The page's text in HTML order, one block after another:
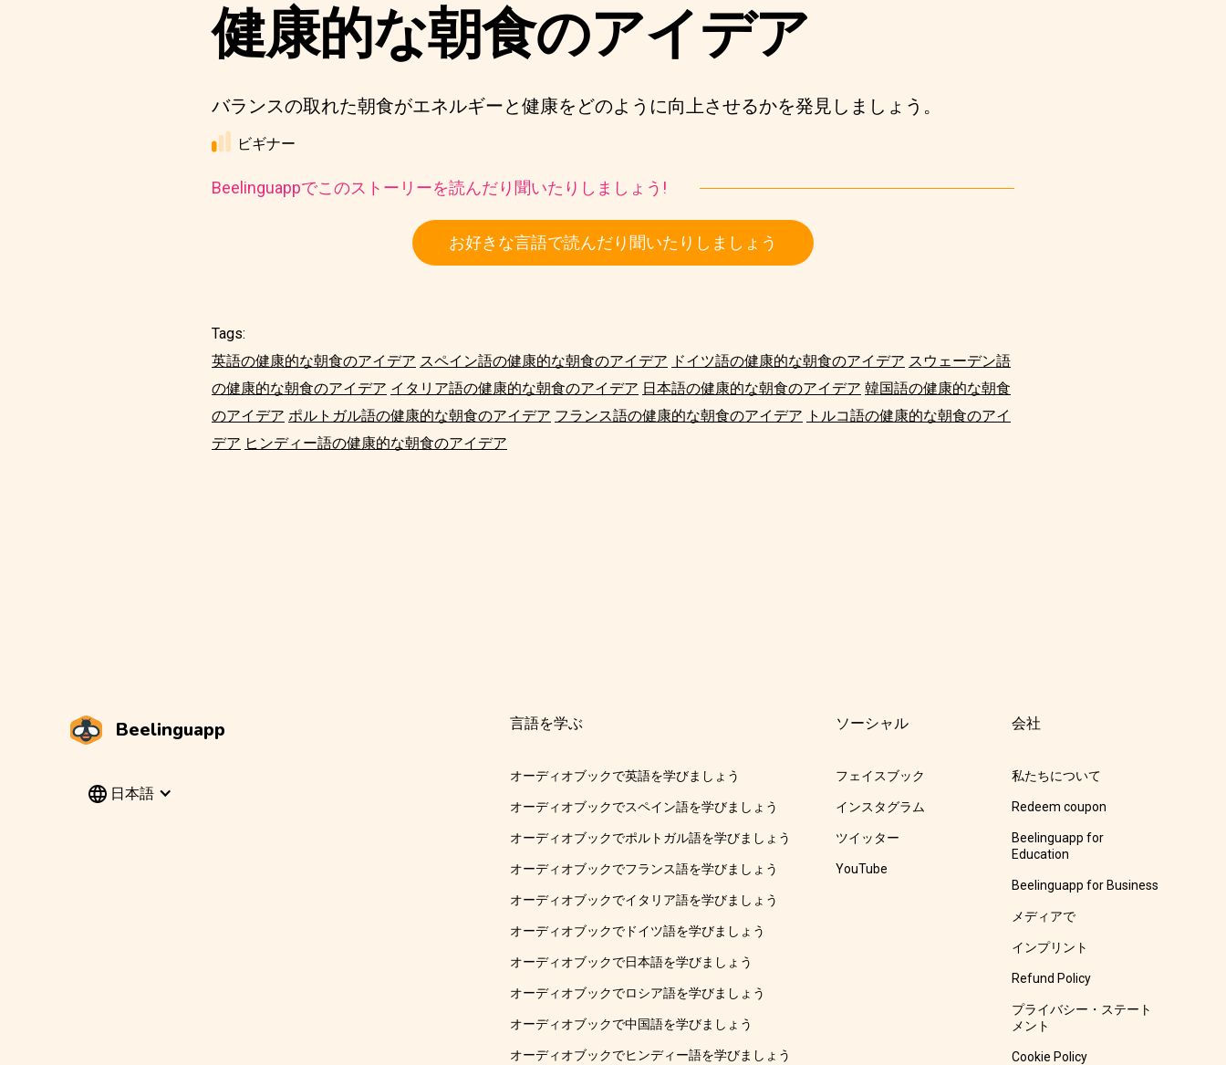
健康的な朝食のアイデア
バランスの取れた朝食がエネルギーと健康をどのように向上させるかを発見しましょう。
ビギナー
Beelinguappでこのストーリーを読んだり聞いたりしましょう!
お好きな言語で読んだり聞いたりしましょう
Tags:
英語の健康的な朝食のアイデア スペイン語の健康的な朝食のアイデア ドイツ語の健康的な朝食のアイデア スウェーデン語
の健康的な朝食のアイデア イタリア語の健康的な朝食のアイデア 日本語の健康的な朝食のアイデア 韓国語の健康的な朝食
のアイデア ポルトガル語の健康的な朝食のアイデア フランス語の健康的な朝食のアイデア トルコ語の健康的な朝食のアイ
デア ヒンディー語の健康的な朝食のアイデア
Beelinguapp
日本語
言語を学ぶ
オーディオブックで英語を学びましょう
オーディオブックでスペイン語を学びましょう
オーディオブックでポルトガル語を学びましょう
オーディオブックでフランス語を学びましょう
オーディオブックでイタリア語を学びましょう
オーディオブックでドイツ語を学びましょう
オーディオブックで日本語を学びましょう
オーディオブックでロシア語を学びましょう
オーディオブックで中国語を学びましょう
オーディオブックでヒンディー語を学びましょう
ソーシャル
フェイスブック
インスタグラム
ツイッター
YouTube
会社
私たちについて
Redeem coupon
Beelinguapp for
Education
Beelinguapp for Business
メディアで
インプリント
Refund Policy
プライバシー・ステート
メント
Cookie Policy